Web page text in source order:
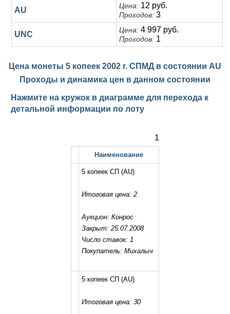
AU Цена: 12 руб.
Проходов: 3
UNC Цена: 4 997 руб.
Проходов: 1
Цена монеты 5 копеек 2002 г. СПМД в состоянии AU
Проходы и динамика цен в данном состоянии
Нажмите на кружок в диаграмме для перехода к
детальной информации по лоту
1
Наименование
5 копеек СП (AU)
Итоговая цена: 2
Аукцион: Конрос
Закрыт: 25.07.2008
Число ставок: 1
Покупатель: Михалыч
5 копеек СП (AU)
Итоговая цена: 30